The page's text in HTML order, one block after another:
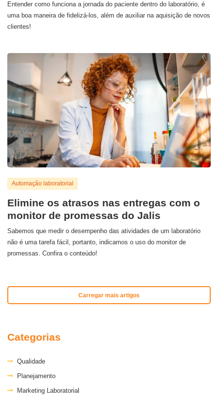
Entender como funciona a jornada do paciente dentro do laboratório, é
uma boa maneira de fidelizá-los, além de auxiliar na aquisição de novos
clientes!
Automação laboratorial
Elimine os atrasos nas entregas com o
monitor de promessas do Jalis
Sabemos que medir o desempenho das atividades de um laboratório
não é uma tarefa fácil, portanto, indicamos o uso do monitor de
promessas. Confira o conteúdo!
Carregar mais artigos
Categorias
Qualidade
Planejamento
Marketing Laboratorial